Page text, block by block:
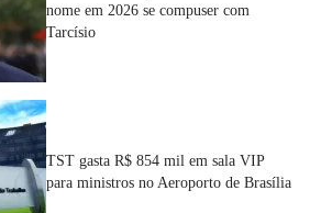
nome em 2026 se compuser com
Tarcísio
TST gasta R$ 854 mil em sala VIP
para ministros no Aeroporto de Brasília